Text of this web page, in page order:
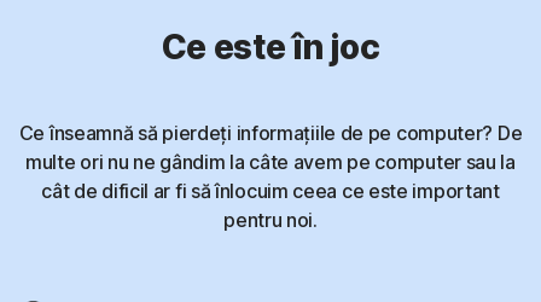
Ce este în joc
Ce înseamnă să pierdeți informațiile de pe computer? De
multe ori nu ne gândim la câte avem pe computer sau la
cât de dificil ar fi să înlocuim ceea ce este important
pentru noi.